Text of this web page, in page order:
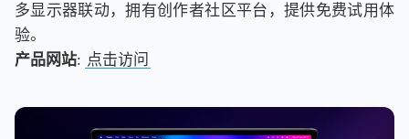
多显示器联动，拥有创作者社区平台，提供免费试用体
验。
产品网站: 点击访问